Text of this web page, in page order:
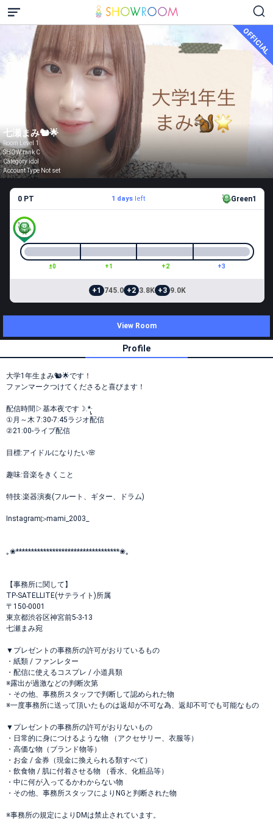
OFFICIAL
七瀬まみ🐿🌟
Room Level 1
SHOW rank C
Category idol
Account Type Not set
0 PT 1 daysleft Green1
±0 +1 +2 +3
+1 745.0 +2 3.8K +3 9.0K
View Room
Profile
大学1年生まみ🐿🌟です！
ファンマークつけてくださると喜びます！
配信時間▷基本夜です☽︎‪︎.*·̩͙‬
①月～木 7:30-7:45ラジオ配信
②21:00-ライブ配信
目標:アイドルになりたい🌸
趣味:音楽をきくこと
特技:楽器演奏(フルート、ギター、ドラム)
Instagram▷mami_2003_
｡❀**********************************❀。
【事務所に関して】
TP-SATELLITE(サテライト)所属
〒150-0001
東京都渋谷区神宮前5-3-13
七瀬まみ宛
▼プレゼントの事務所の許可がおりているもの
・紙類 / ファンレター
・配信に使えるコスプレ / 小道具類
※露出が過激などの判断次第
・その他、事務所スタッフで判断して認められた物
※一度事務所に送って頂いたものは返却が不可な為、返却不可でも可能なもの
▼プレゼントの事務所の許可がおりないもの
・日常的に身につけるような物 （アクセサリー、衣服等）
・高価な物（ブランド物等）
・お金 / 金券（現金に換えられる類すべて）
・飲食物 / 肌に付着させる物 （香水、化粧品等）
・中に何が入ってるかわからない物
・その他、事務所スタッフによりNGと判断された物
※事務所の規定によりDMは禁止されています。